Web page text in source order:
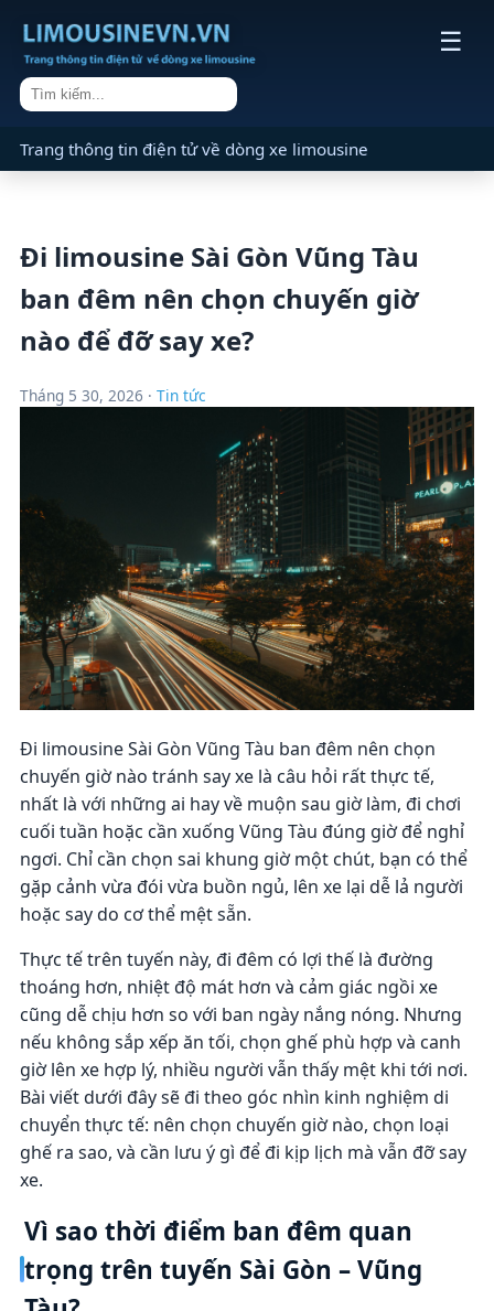
☰
Trang thông tin điện tử về dòng xe limousine
Đi limousine Sài Gòn Vũng Tàu
ban đêm nên chọn chuyến giờ
nào để đỡ say xe?
Tháng 5 30, 2026 · Tin tức
Đi limousine Sài Gòn Vũng Tàu ban đêm nên chọn
chuyến giờ nào tránh say xe là câu hỏi rất thực tế,
nhất là với những ai hay về muộn sau giờ làm, đi chơi
cuối tuần hoặc cần xuống Vũng Tàu đúng giờ để nghỉ
ngơi. Chỉ cần chọn sai khung giờ một chút, bạn có thể
gặp cảnh vừa đói vừa buồn ngủ, lên xe lại dễ lả người
hoặc say do cơ thể mệt sẵn.
Thực tế trên tuyến này, đi đêm có lợi thế là đường
thoáng hơn, nhiệt độ mát hơn và cảm giác ngồi xe
cũng dễ chịu hơn so với ban ngày nắng nóng. Nhưng
nếu không sắp xếp ăn tối, chọn ghế phù hợp và canh
giờ lên xe hợp lý, nhiều người vẫn thấy mệt khi tới nơi.
Bài viết dưới đây sẽ đi theo góc nhìn kinh nghiệm di
chuyển thực tế: nên chọn chuyến giờ nào, chọn loại
ghế ra sao, và cần lưu ý gì để đi kịp lịch mà vẫn đỡ say
xe.
Vì sao thời điểm ban đêm quan
trọng trên tuyến Sài Gòn – Vũng